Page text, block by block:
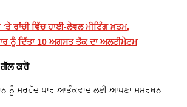
ਰਾਂਚੀ ਵਿੱਚ ਹਾਈ-ਲੇਵਲ ਮੀਟਿੰਗ ਖ਼ਤਮ,
ਨੂੰ ਦਿੱਤਾ 10 ਅਗਸਤ ਤੱਕ ਦਾ ਅਲਟੀਮੇਟਮ
ਗੱਲ ਕਰੋ
ਨੂੰ ਸਰਹੱਦ ਪਾਰ ਆਤੰਕਵਾਦ ਲਈ ਆਪਣਾ ਸਮਰਥਨ